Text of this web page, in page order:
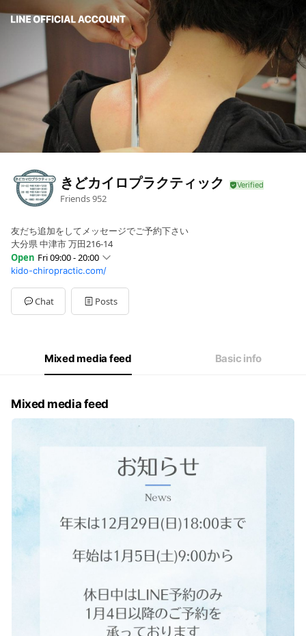
きどカイロプラクティック
Friends952
友だち追加をしてメッセージでご予約下さい
大分県 中津市 万田216-14
Open Fri 09:00 - 20:00
Sun09:00 - 18:00
MonClosed
Tue09:00 - 20:00
Wed09:00 - 20:00
09:00 - 20:00
第３火曜日
kido-chiropractic.com/
Chat Posts
Mixed media feed Basic info
Mixed media feed